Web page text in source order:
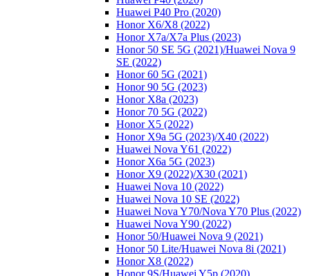
Huawei P40 Pro (2020)
Honor X6/Х8 (2022)
Honor X7a/X7a Plus (2023)
Honor 50 SE 5G (2021)/Huawei Nova 9
SE (2022)
Honor 60 5G (2021)
Honor 90 5G (2023)
Honor X8a (2023)
Honor 70 5G (2022)
Honor X5 (2022)
Honor X9a 5G (2023)/Х40 (2022)
Huawei Nova Y61 (2022)
Honor X6a 5G (2023)
Honor X9 (2022)/Х30 (2021)
Huawei Nova 10 (2022)
Huawei Nova 10 SE (2022)
Huawei Nova Y70/Nova Y70 Plus (2022)
Huawei Nova Y90 (2022)
Honor 50/Huawei Nova 9 (2021)
Honor 50 Lite/Huawei Nova 8i (2021)
Honor X8 (2022)
Honor 9S/Huawei Y5p (2020)